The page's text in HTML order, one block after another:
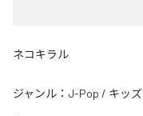
ネコキラル
ジャンル： J-Pop / キッズ